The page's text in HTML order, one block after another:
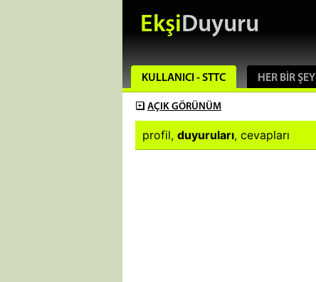
EkşiDuyuru
KULLANICI - STTC HER BIR ŞEY
AÇIK GÖRÜNÜM
profil, duyuruları, cevapları